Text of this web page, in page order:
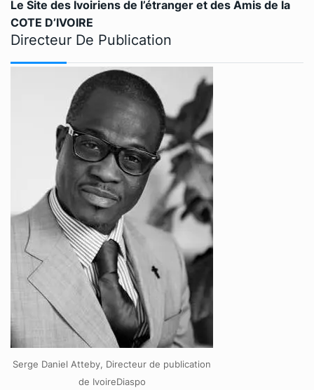
Le Site des Ivoiriens de l’étranger et des Amis de la
COTE D’IVOIRE
Directeur De Publication
Serge Daniel Atteby, Directeur de publication
de IvoireDiaspo